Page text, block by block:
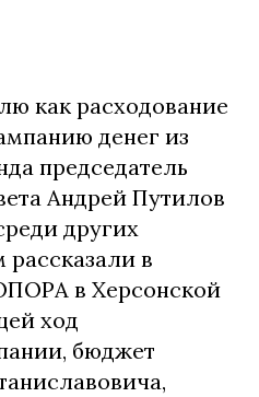
как расходование
денег из
председатель
Андрей Путилов
других
рассказали в
в Херсонской
ход
бюджет